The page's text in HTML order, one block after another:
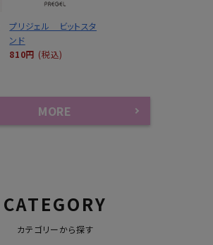
プリジェル ビットスタ
ンド
810円 (税込)
MORE
CATEGORY
カテゴリーから探す